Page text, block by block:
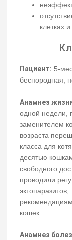
клетках
Пациент: 5-
беспородная,
Анамнез
одной недели,
заменителем
возраста
класса для
десятью
свободного
проводили
кошек.
Анамнез